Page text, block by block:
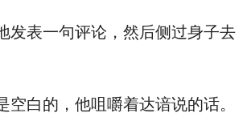
表一句评论，然后侧过身子去
白的，他咀嚼着达谙说的话。